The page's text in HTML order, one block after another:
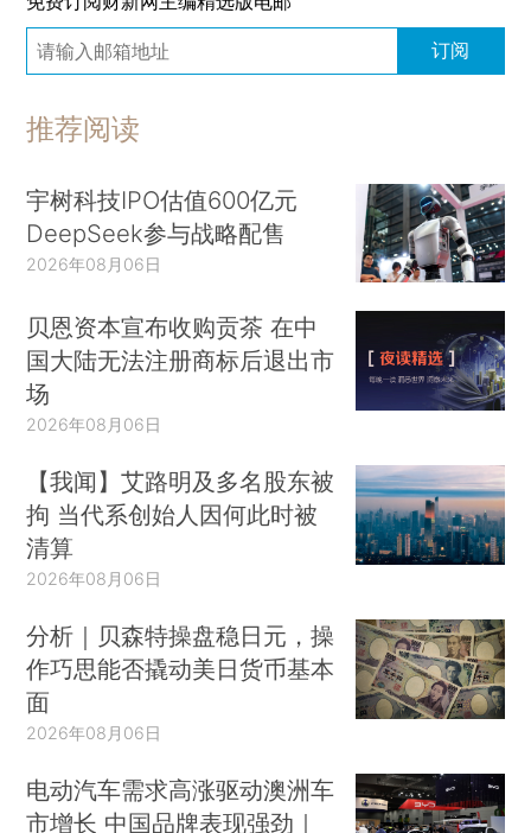
订阅
推荐阅读
宇树科技IPO估值600亿元
DeepSeek参与战略配售
2026年08月06日
贝恩资本宣布收购贡茶 在中
国大陆无法注册商标后退出市
场
2026年08月06日
【我闻】艾路明及多名股东被
拘 当代系创始人因何此时被
清算
2026年08月06日
分析｜贝森特操盘稳日元，操
作巧思能否撬动美日货币基本
面
2026年08月06日
电动汽车需求高涨驱动澳洲车
市增长 中国品牌表现强劲｜